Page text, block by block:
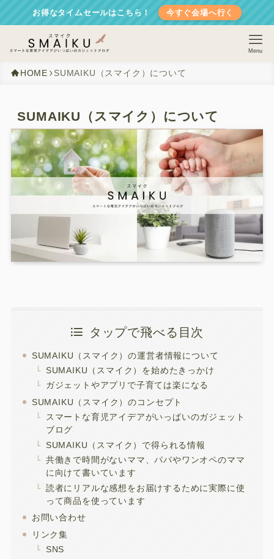
お得なタイムセールはこちら！ 今すぐ会場へ行く
Menu
HOME SUMAIKU（スマイク）について
SUMAIKU（スマイク）について
タップで飛べる目次
SUMAIKU（スマイク）の運営者情報について
SUMAIKU（スマイク）を始めたきっかけ
ガジェットやアプリで子育ては楽になる
SUMAIKU（スマイク）のコンセプト
スマートな育児アイデアがいっぱいのガジェット
ブログ
SUMAIKU（スマイク）で得られる情報
共働きで時間がないママ、パパやワンオペのママ
に向けて書いています
読者にリアルな感想をお届けするために実際に使
って商品を使っています
お問い合わせ
リンク集
SNS